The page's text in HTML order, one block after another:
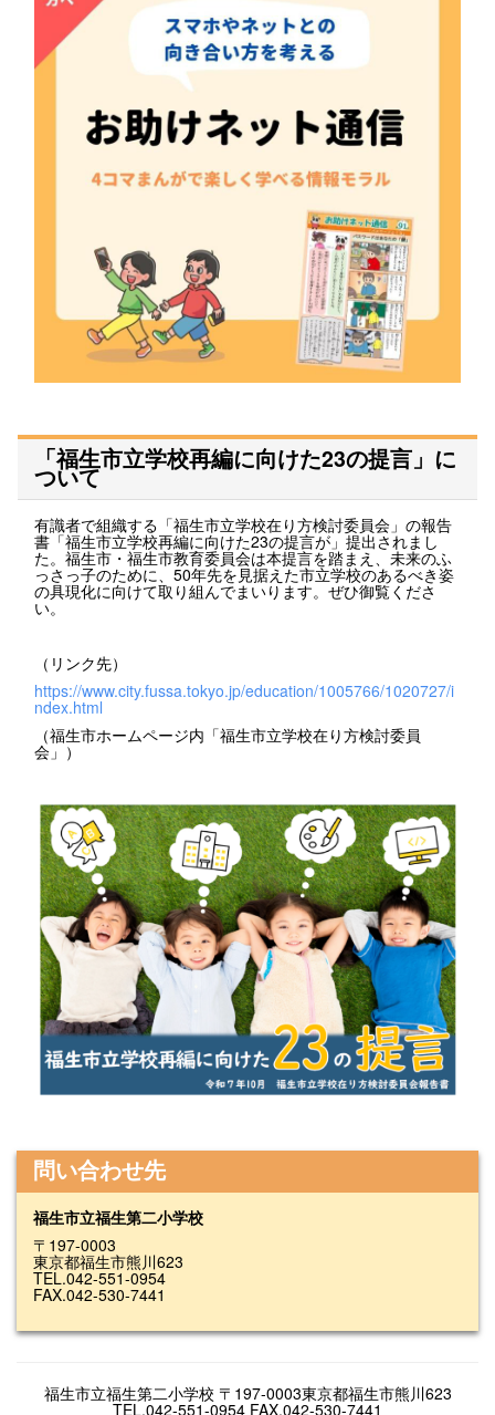
「福生市立学校再編に向けた23の提言」に
ついて
有識者で組織する「福生市立学校在り方検討委員会」の報告
書「福生市立学校再編に向けた23の提言が」提出されまし
た。福生市・福生市教育委員会は本提言を踏まえ、未来のふ
っさっ子のために、50年先を見据えた市立学校のあるべき姿
の具現化に向けて取り組んでまいります。ぜひ御覧くださ
い。
（リンク先）
https://www.city.fussa.tokyo.jp/education/1005766/1020727/i
ndex.html
（福生市ホームページ内「福生市立学校在り方検討委員
会」）
問い合わせ先
福生市立福生第二小学校
〒197-0003
東京都福生市熊川623
TEL.042-551-0954
FAX.042-530-7441
福生市立福生第二小学校 〒197-0003東京都福生市熊川623
TEL.042-551-0954 FAX.042-530-7441